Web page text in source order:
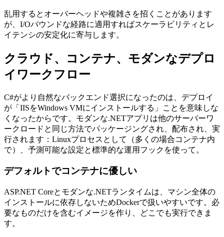
乱用するとオーバーヘッドや複雑さを招くことがあります
が、I/Oバウンドな経路に適用すればスケーラビリティとレ
イテンシの安定化に寄与します。
クラウド、コンテナ、モダンなデプロ
イワークフロー
C#がより自然なバックエンド選択になったのは、デプロイ
が「IISをWindows VMにインストールする」ことを意味しな
くなったからです。モダンな.NETアプリは他のサーバーワ
ークロードと同じ方法でパッケージングされ、配布され、実
行されます：Linuxプロセスとして（多くの場合コンテナ内
で）、予測可能な設定と標準的な運用フックを使って。
デフォルトでコンテナに優しい
ASP.NET Coreとモダンな.NETランタイムは、マシン全体の
インストールに依存しないためDockerで扱いやすいです。必
要なものだけを含むイメージを作り、どこでも実行できま
す。